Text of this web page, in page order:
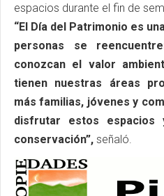
espacios durante el fin de
“El Día del Patrimonio es
personas se
conozcan el valor
tienen nuestras áreas
más familias, jóvenes y
disfrutar estos
conservación”, señaló.